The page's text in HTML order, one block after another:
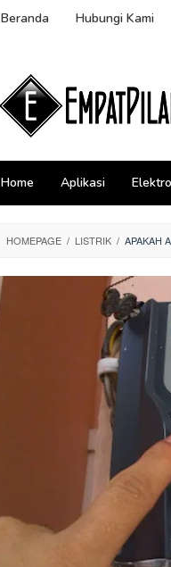
Beranda Hubungi Kami
Home Aplikasi
HOMEPAGE / LISTRIK / APAKAH